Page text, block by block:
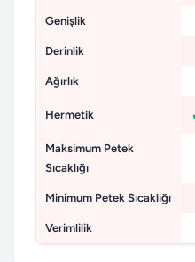
Genişlik
Derinlik
Ağırlık
Hermetik
Maksimum Petek
Sıcaklığı
Minimum Petek Sıcaklığı
Verimlilik